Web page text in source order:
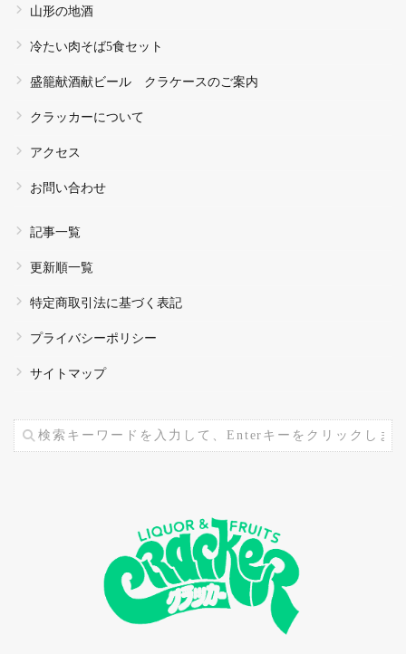
山形の地酒
冷たい肉そば5食セット
盛籠献酒献ビール クラケースのご案内
クラッカーについて
アクセス
お問い合わせ
記事一覧
更新順一覧
特定商取引法に基づく表記
プライバシーポリシー
サイトマップ